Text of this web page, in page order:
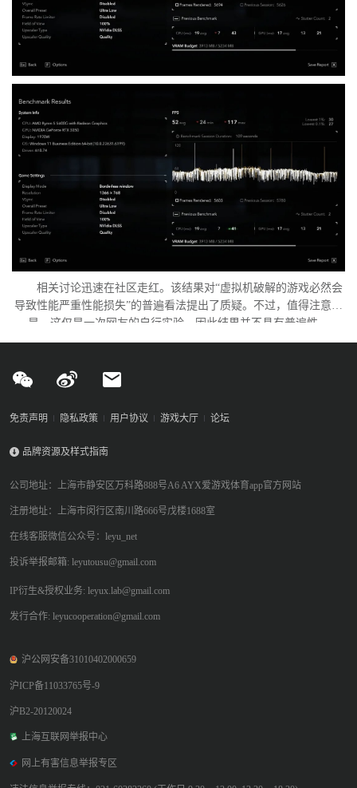
相关讨论迅速在社区走红。该结果对“虚拟机破解的游戏必然会
导致性能严重性能损失”的普遍看法提出了质疑。不过，值得注意的
是，这仅是一次网友的自行实验，因此结果并不具有普遍性。
免责声明 隐私政策 用户协议 游戏大厅 论坛
品牌资源及样式指南
公司地址：上海市静安区万科路888号A6 AYX爱游戏体育app官方网站
注册地址：上海市闵行区南川路666号戊楼1688室
在线客服微信公众号：leyu_net
投诉举报邮箱: leyutousu@gmail.com
IP衍生&授权业务: leyux.lab@gmail.com
发行合作: leyucooperation@gmail.com
沪公网安备31010402000659
沪ICP备11033765号-9
沪B2-20120024
上海互联网举报中心
网上有害信息举报专区